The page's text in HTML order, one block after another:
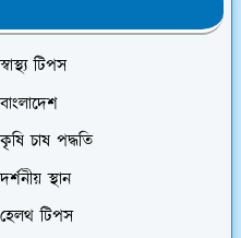
স্বাস্থ্য টিপস
বাংলাদেশ
কৃষি চাষ পদ্ধতি
দর্শনীয় স্থান
হেলথ টিপস